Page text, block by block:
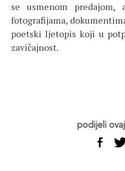
se usmenom predajom,
fotografijama,
poetski ljetopis koji u
zavičajnost.
podijeli